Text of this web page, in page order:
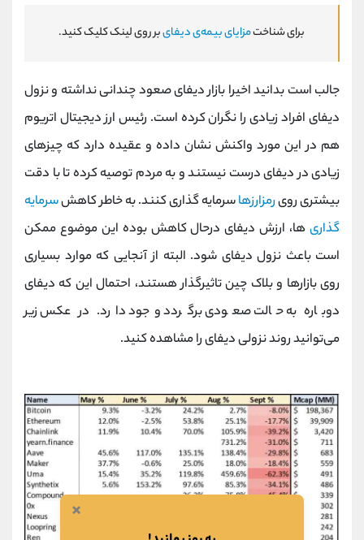
برای شناختمزایای بیمه‌ی دیفایبر روی لینک کلیک کنید.
جالب است بدانید اخیرا بازار دیفای صعود چندانی نداشته و نزول
دیفای افراد زیادی را نگران کرده است. رئیس ارز دیجیتال اتریوم
هم در این مورد واکنش نشان داده و عقیده دارد که چیزهای
زیادی در دیفای درست نیستند و به مردم توصیه کرده تا با دقت
بیشتری رویرمزارزهاسرمایه‌ گذاری کنند. به خاطر کاهشسرمایه‌
گذاری‌ ها، ارزش دیفای درحال کاهش بوده این موضوع ممکن
است باعث نزول دیفای شود. البته از آنجایی که موارد بسیاری
روی بازارها و بلاک چین تاثیرگذار هستند، احتمال این که دیفای
دوباره به حالت صعودی برگردد وجود دارد. در عکس زیر
می‌توانید روند نزولی دیفای را مشاهده کنید.
×